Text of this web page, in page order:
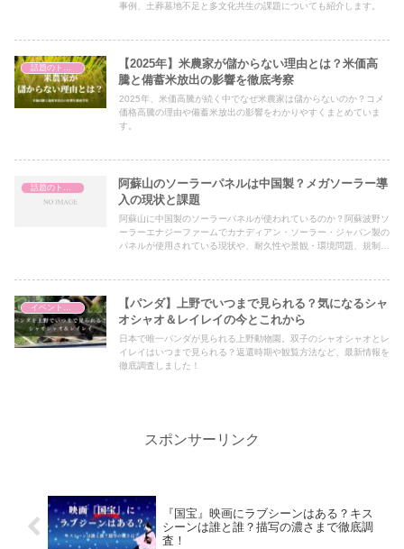
事例、土葬墓地不足と多文化共生の課題についても紹介します。
話題のトピック
【2025年】米農家が儲からない理由とは？米価高
騰と備蓄米放出の影響を徹底考察
2025年、米価高騰が続く中でなぜ米農家は儲からないのか？コメ
価格高騰の理由や備蓄米放出の影響をわかりやすくまとめていま
す。
話題のトピック
阿蘇山のソーラーパネルは中国製？メガソーラー導
入の現状と課題
阿蘇山に中国製のソーラーパネルが使われているのか？阿蘇波野ソ
ーラーエナジーファームでカナディアン・ソーラー・ジャパン製の
パネルが使用されている現状や、耐久性や景観・環境問題、規制の
イベント・おでかけ情報
【パンダ】上野でいつまで見られる？気になるシャ
オシャオ＆レイレイの今とこれから
日本で唯一パンダが見られる上野動物園。双子のシャオシャオとレ
イレイはいつまで見られる？返還時期や観覧方法など、最新情報を
徹底調査しました！
スポンサーリンク
『国宝』映画にラブシーンはある？キス
シーンは誰と誰？描写の濃さまで徹底調
査！